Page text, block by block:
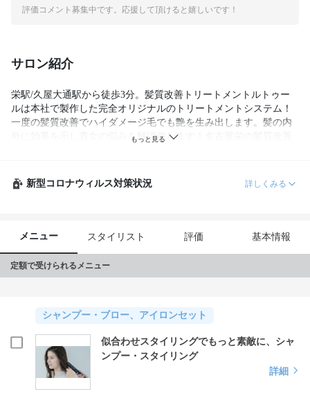
評価コメント募集中です。応援して頂けると嬉しいです！
サロン紹介
栄駅/久屋大通駅から徒歩3分。髪質改善トリートメントルトゥー
ルは本社で製作した完全オリジナルのトリートメントシステム！
一度の髪質改善でハイダメージ毛でも艶を生み出します。髪の内
外に効果を示し貴女の悩みを解消致します！名古屋栄の髪質改善
新型コロナウィルス対策状況 詳しくみる
メニュー スタイリスト 評価 基本情報
定額で受けられるメニュー
シャンプー・ブロー、アイロンセット
似合わせスタイリングでもっと素敵に、シャ
ンプー・スタイリング
詳細